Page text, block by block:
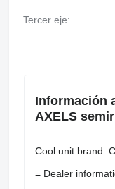
Tercer eje:
Información
AXELS
Cool unit brand:
= Dealer